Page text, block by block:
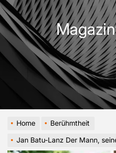
Skip
to
the
content
Home
Berühmtheit
Jan Batu-Lanz Der Mann, seine Geschichte und ein